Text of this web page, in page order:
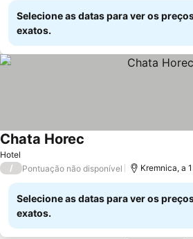
Selecione as datas para ver os
exatos.
Hotel
Chata Horec
/ Pontuação não disponível Kremnica, a
Selecione as datas para ver os
exatos.